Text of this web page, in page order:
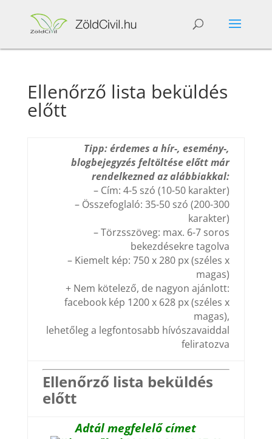
Ellenőrző lista beküldés
előtt
Tipp: érdemes a hír-, esemény-,
blogbejegyzés feltöltése előtt már
rendelkezned az alábbiakkal:
– Cím: 4-5 szó (10-50 karakter)
– Összefoglaló: 35-50 szó (200-300
karakter)
– Törzsszöveg: max. 6-7 soros
bekezdésekre tagolva
– Kiemelt kép: 750 x 280 px (széles x
magas)
+ Nem kötelező, de nagyon ajánlott:
facebook kép 1200 x 628 px (széles x
magas),
lehetőleg a legfontosabb hívószavaiddal
feliratozva
Ellenőrző lista beküldés
előtt
Adtál megfelelő címet